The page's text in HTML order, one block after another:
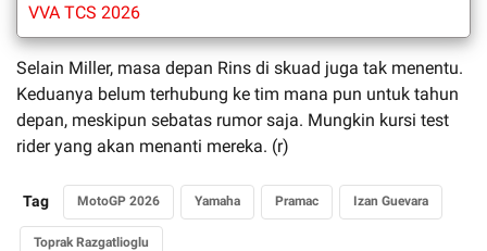
VVA TCS 2026
Selain Miller, masa depan Rins di skuad juga tak menentu.
Keduanya belum terhubung ke tim mana pun untuk tahun
depan, meskipun sebatas rumor saja. Mungkin kursi test
rider yang akan menanti mereka. (r)
Tag MotoGP 2026 Yamaha Pramac Izan Guevara
Toprak Razgatlioglu